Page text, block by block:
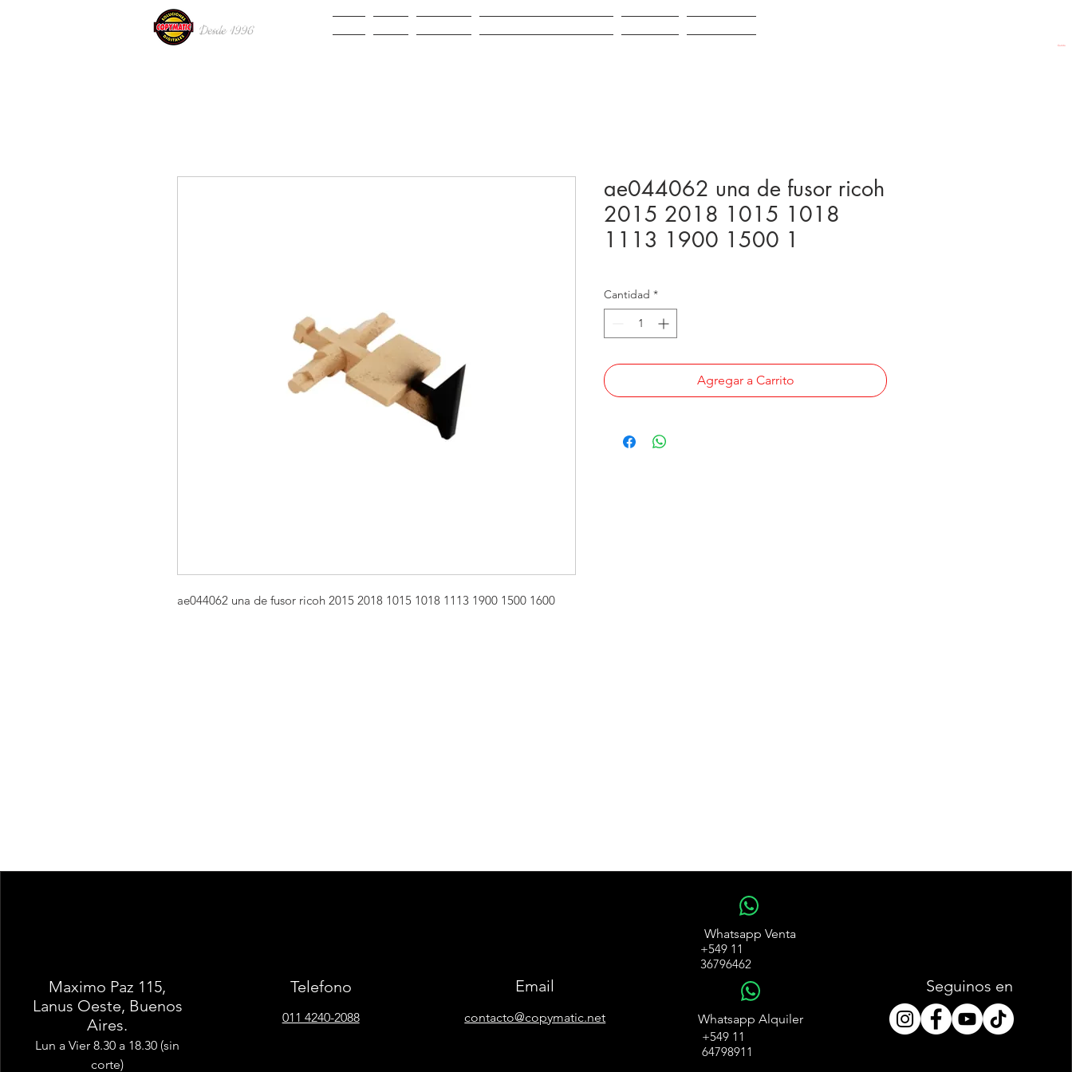
Desde 1996
ae044062 una de fusor ricoh 2015 2018 1015 1018 1113 1900 1500 1600
ae044062 una de fusor ricoh
2015 2018 1015 1018
1113 1900 1500 1
Cantidad *
Agregar a Carrito
Carrito
Maximo Paz 115,
Lanus Oeste, Buenos
Aires.
Lun a Vier 8.30 a 18.30 (sin
corte)
Telefono
011 4240-2088
Email
contacto@copymatic.net
Whatsapp Venta
+549 11
36796462
Whatsapp Alquiler
+549 11
64798911
Seguinos en